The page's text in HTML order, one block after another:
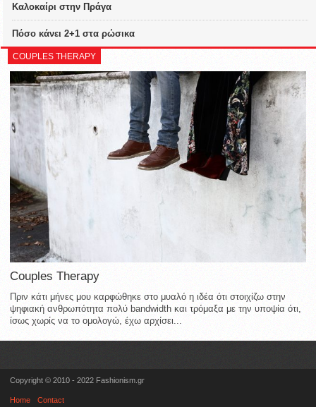
Καλοκαίρι στην Πράγα
Πόσο κάνει 2+1 στα ρώσικα
COUPLES THERAPY
Couples Therapy
Πριν κάτι μήνες μου καρφώθηκε στο μυαλό η ιδέα ότι στοιχίζω στην
ψηφιακή ανθρωπότητα πολύ bandwidth και τρόμαξα με την υποψία ότι,
ίσως χωρίς να το ομολογώ, έχω αρχίσει...
Copyright © 2010 - 2022 Fashionism.gr
Home Contact